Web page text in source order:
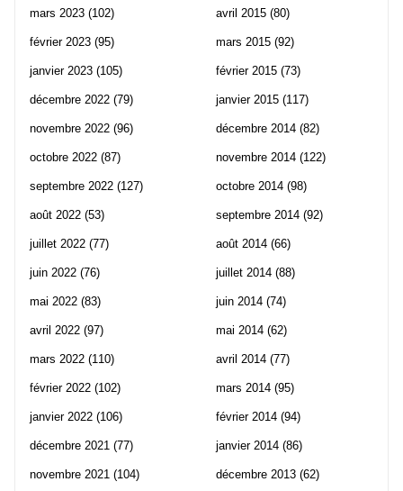
mars 2023 (102)
février 2023 (95)
janvier 2023 (105)
décembre 2022 (79)
novembre 2022 (96)
octobre 2022 (87)
septembre 2022 (127)
août 2022 (53)
juillet 2022 (77)
juin 2022 (76)
mai 2022 (83)
avril 2022 (97)
mars 2022 (110)
février 2022 (102)
janvier 2022 (106)
décembre 2021 (77)
novembre 2021 (104)
avril 2015 (80)
mars 2015 (92)
février 2015 (73)
janvier 2015 (117)
décembre 2014 (82)
novembre 2014 (122)
octobre 2014 (98)
septembre 2014 (92)
août 2014 (66)
juillet 2014 (88)
juin 2014 (74)
mai 2014 (62)
avril 2014 (77)
mars 2014 (95)
février 2014 (94)
janvier 2014 (86)
décembre 2013 (62)